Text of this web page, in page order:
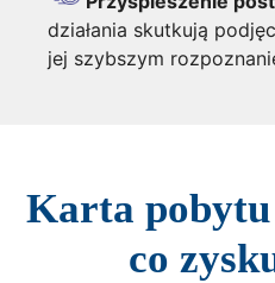
działania skutkują
jej szybszym
Karta pobytu
co